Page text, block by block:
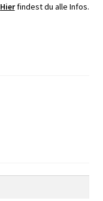
Hierfindest du alle Infos.